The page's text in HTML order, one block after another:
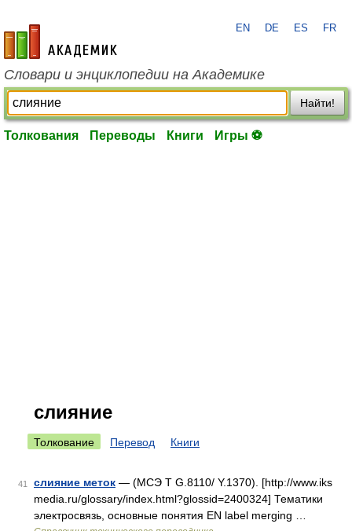
academic.ru
EN DE ES FR
Словари и энциклопедии на Академике
Найти!
Толкования Переводы Книги Игры ⚽
слияние
Толкование Перевод Книги
41 слияние меток — (МСЭ T G.8110/ Y.1370). [http://www.iks
media.ru/glossary/index.html?glossid=2400324] Тематики
электросвязь, основные понятия EN label merging …